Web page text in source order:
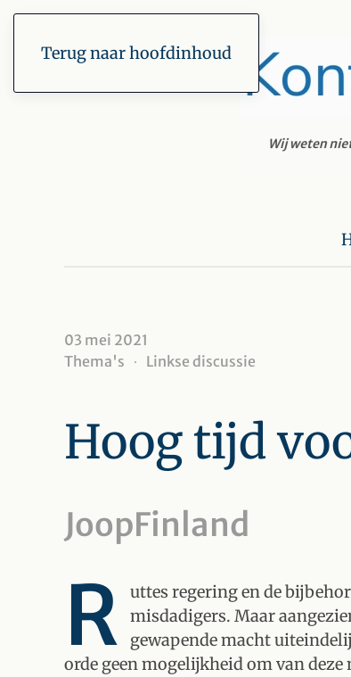
Terug naar hoofdinhoud
03 mei 2021
Thema's
Linkse discussie
Hoog tijd
JoopFinland
R
uttes regering en de
misdadigers. Maar
gewapende macht
orde geen mogelijkheid om van